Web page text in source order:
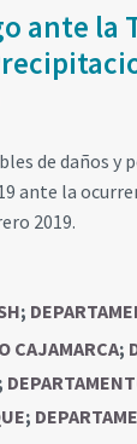
ante la
de daños y
ante la
2019.
;
CAJAMARCA;
;
;